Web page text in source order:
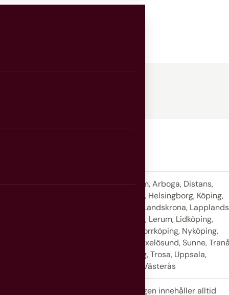
Ängelholm, Arboga, Distans,
Göteborg, Helsingborg, Köping,
Kungsör, Landskrona, Lapplands
Lärcentra, Lerum, Lidköping,
Malmö, Norrköping, Nyköping,
Örebro, Oxelösund, Sunne,
Trelleborg, Trosa, Uppsala,
Varberg, Västerås
Utbildningen innehåller alltid